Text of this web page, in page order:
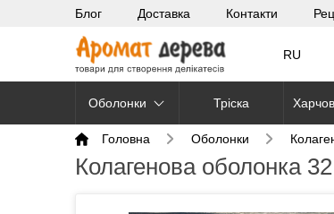
Блог Доставка Контакти
RU
Оболонки Тріска
Головна Оболонки
Колагенова оболонка